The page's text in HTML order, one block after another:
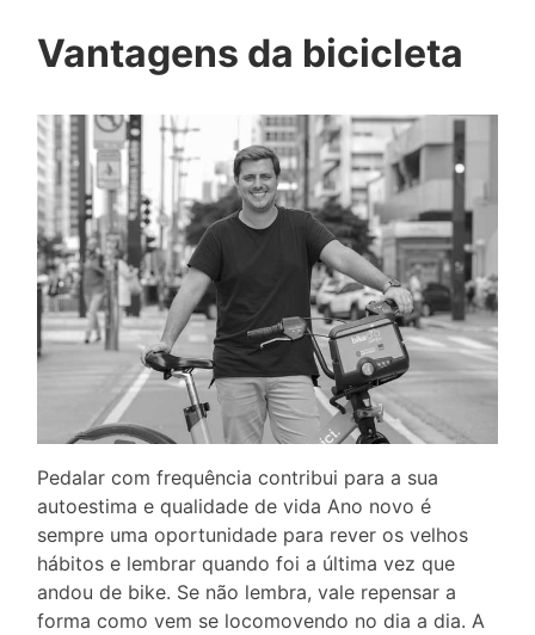
Vantagens da bicicleta
Pedalar com frequência contribui para a sua
autoestima e qualidade de vida Ano novo é
sempre uma oportunidade para rever os velhos
hábitos e lembrar quando foi a última vez que
andou de bike. Se não lembra, vale repensar a
forma como vem se locomovendo no dia a dia. A